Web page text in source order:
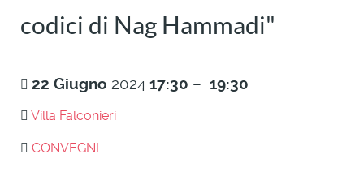
codici di Nag Hammadi"
22 Giugno 2024 17:30 – 19:30
Villa Falconieri
CONVEGNI